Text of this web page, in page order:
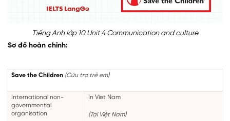
Tiếng Anh lớp 10 Unit 4 Communication and culture
Sơ đồ hoàn chỉnh:
Save the Children (Cứu trợ trẻ em)
International non-
governmental
organisation
In Viet Nam
(Tại Việt Nam)